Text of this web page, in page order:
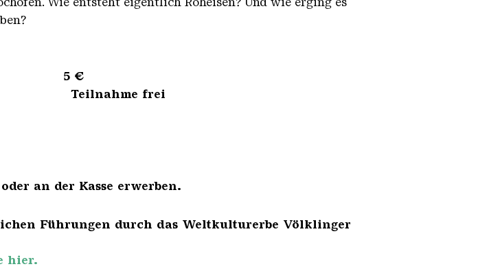
5 €
Teilnahme frei
an der Kasse erwerben.
Führungen durch das Weltkulturerbe Völklinger
hier.